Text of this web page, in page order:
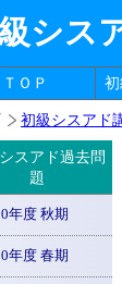
シス
ＴＯＰ
初級シスアド
スアド過去問
題
年度 秋期
年度 春期